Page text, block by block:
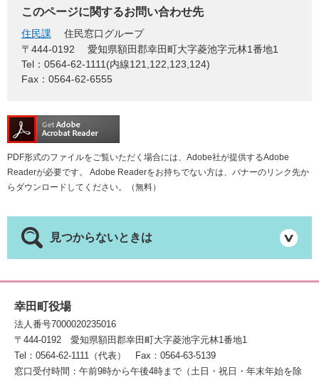
このページに関するお問い合わせ先
住民課
住民窓口グループ
〒444-0192
愛知県額田郡幸田町大字菱池字元林1番地1
Tel：0564-62-1111(内線121,122,123,124)
Fax：0564-62-6555
PDF形式のファイルをご覧いただく場合には、Adobe社が提供するAdobe
Readerが必要です。
Adobe Readerをお持ちでない方は、バナーのリンク先か
らダウンロードしてください。（無料）
見つからないときは
幸田町役場
法人番号7000020235016
〒444-0192
愛知県額田郡幸田町大字菱池字元林1番地1
Tel：0564-62-1111（代表）
Fax：0564-63-5139
窓口受付時間：午前9時から午後4時まで（土日・祝日・年末年始を除